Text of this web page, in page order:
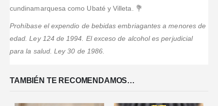
cundinamarquesa como Ubaté y Villeta. 💐
Prohíbase el expendio de bebidas embriagantes a menores de
edad. Ley 124 de 1994. El exceso de alcohol es perjudicial
para la salud. Ley 30 de 1986.
TAMBIÉN TE RECOMENDAMOS…